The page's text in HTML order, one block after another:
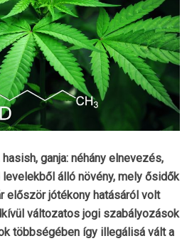
ganja: néhány elnevezés,
álló növény, mely ősidők
először jótékony hatásáról volt
változatos jogi szabályozások
többségében így illegálisá vált a